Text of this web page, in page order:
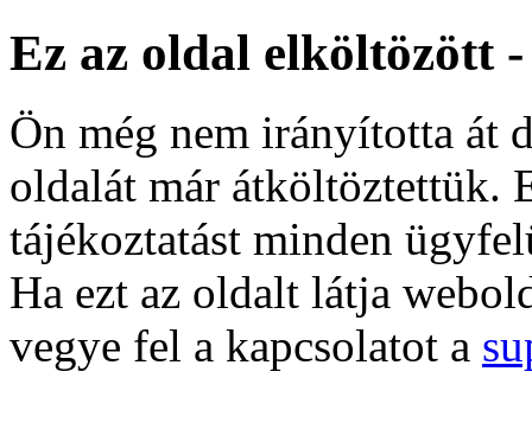
Ez az oldal elköltözött -
Ön még nem irányította át
oldalát már átköltöztettük.
tájékoztatást minden
Ha ezt az oldalt látja
vegye fel a kapcsolatot a